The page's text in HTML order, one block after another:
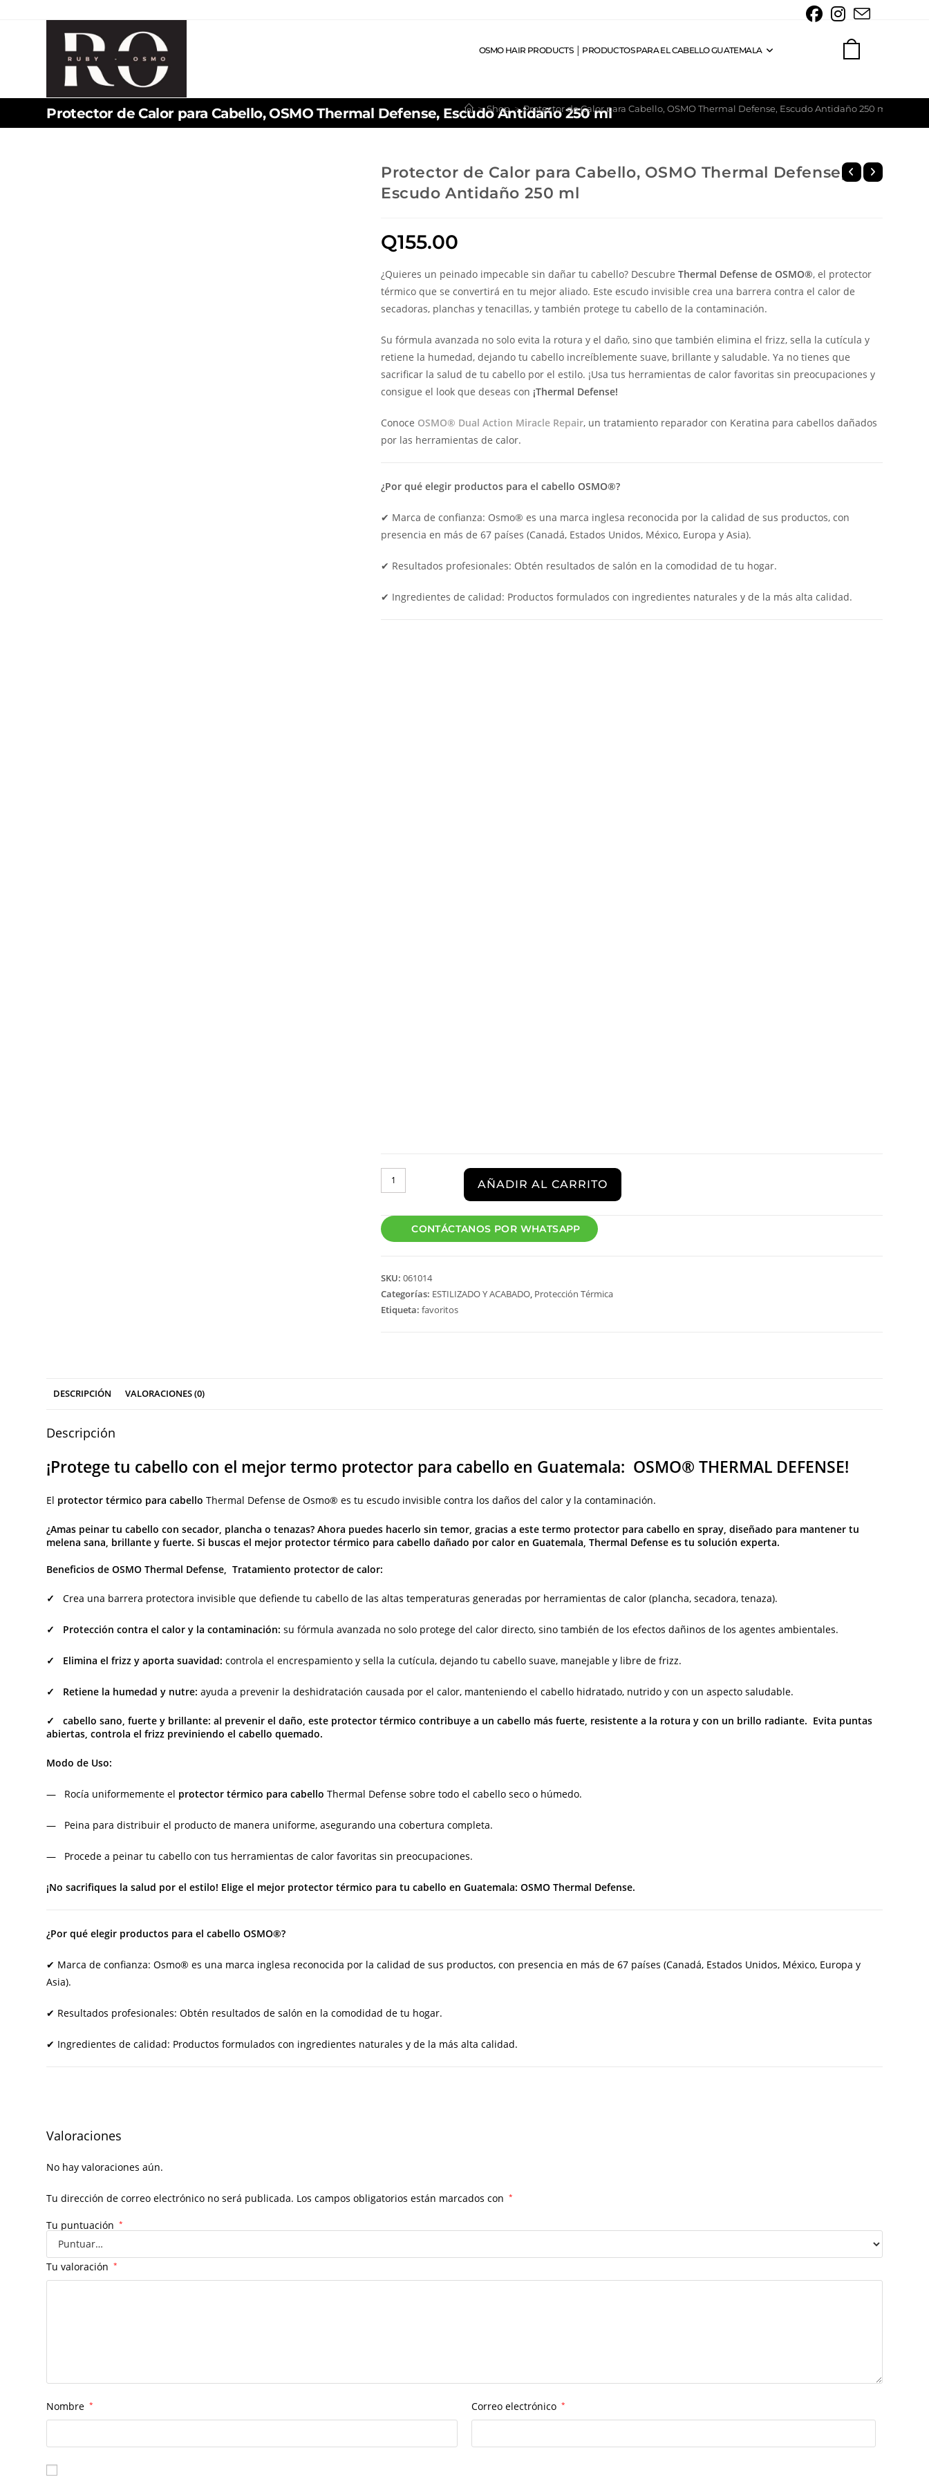
OSMO HAIR PRODUCTS │ PRODUCTOS PARA EL CABELLO GUATEMALA
Protector de Calor para Cabello, OSMO Thermal Defense, Escudo Antidaño 250 ml
> Shop > Protector de Calor para Cabello, OSMO Thermal Defense, Escudo Antidaño 250 ml
Protector de Calor para Cabello, OSMO Thermal Defense,
Escudo Antidaño 250 ml
Q155.00
¿Quieres un peinado impecable sin dañar tu cabello? DescubreThermal Defense de OSMO®, el protector
térmico que se convertirá en tu mejor aliado. Este escudo invisible crea una barrera contra el calor de
secadoras, planchas y tenacillas, y también protege tu cabello de la contaminación.
Su fórmula avanzada no solo evita la rotura y el daño, sino que también elimina el frizz, sella la cutícula y
retiene la humedad, dejando tu cabello increíblemente suave, brillante y saludable. Ya no tienes que
sacrificar la salud de tu cabello por el estilo. ¡Usa tus herramientas de calor favoritas sin preocupaciones y
consigue el look que deseas con ¡Thermal Defense!
Conoce OSMO® Dual Action Miracle Repair, un tratamiento reparador con Keratina para cabellos dañados
por las herramientas de calor.
¿Por qué elegir productos para el cabello OSMO®?
✔ Marca de confianza: Osmo® es una marca inglesa reconocida por la calidad de sus productos, con
presencia en más de 67 países (Canadá, Estados Unidos, México, Europa y Asia).
✔ Resultados profesionales: Obtén resultados de salón en la comodidad de tu hogar.
✔ Ingredientes de calidad: Productos formulados con ingredientes naturales y de la más alta calidad.
AÑADIR AL CARRITO
CONTÁCTANOS POR WHATSAPP
SKU:061014
Categorías: ESTILIZADO Y ACABADO, Protección Térmica
Etiqueta:favoritos
DESCRIPCIÓN VALORACIONES (0)
Descripción
¡Protege tu cabello con el mejor termo protector para cabello en Guatemala: OSMO® THERMAL DEFENSE!
El protector térmico para cabello Thermal Defense de Osmo® es tu escudo invisible contra los daños del calor y la contaminación.
¿Amas peinar tu cabello con secador, plancha o tenazas? Ahora puedes hacerlo sin temor, gracias a estetermo protector para cabello en spray,diseñado para mantener tu
melena sana, brillante y fuerte. Si buscas el mejor protector térmico para cabello dañado por calor en Guatemala , Thermal Defense es tu solución experta.
Beneficios de OSMO Thermal Defense, Tratamiento protector de calor:
✓Crea una barrera protectora invisible que defiende tu cabello de las altas temperaturas generadas por herramientas de calor (plancha, secadora, tenaza).
✓ Protección contra el calor y la contaminación: su fórmula avanzada no solo protege del calor directo, sino también de los efectos dañinos de los agentes ambientales.
✓ Elimina el frizz y aporta suavidad: controla el encrespamiento y sella la cutícula, dejando tu cabello suave, manejable y libre de frizz.
✓ Retiene la humedad y nutre: ayuda a prevenir la deshidratación causada por el calor, manteniendo el cabello hidratado, nutrido y con un aspecto saludable.
✓ cabello sano, fuerte y brillante: al prevenir el daño, este protector térmico contribuye a un cabello más fuerte, resistente a la rotura y con un brillo radiante. Evita puntas
abiertas, controla el frizz previniendo el cabello quemado.
Modo de Uso:
— Rocía uniformemente el protector térmico para cabello Thermal Defense sobre todo el cabello seco o húmedo.
— Peina para distribuir el producto de manera uniforme, asegurando una cobertura completa.
— Procede a peinar tu cabello con tus herramientas de calor favoritas sin preocupaciones.
¡No sacrifiques la salud por el estilo! Elige el mejor protector térmico para tu cabello en Guatemala: OSMO Thermal Defense.
¿Por qué elegir productos para el cabello OSMO®?
✔ Marca de confianza: Osmo® es una marca inglesa reconocida por la calidad de sus productos, con presencia en más de 67 países (Canadá, Estados Unidos, México, Europa y
Asia).
✔ Resultados profesionales: Obtén resultados de salón en la comodidad de tu hogar.
✔ Ingredientes de calidad: Productos formulados con ingredientes naturales y de la más alta calidad.
Valoraciones
No hay valoraciones aún.
Tu dirección de correo electrónico no será publicada. Los campos obligatorios están marcados con *
Tu puntuación *
Tu valoración *
Nombre * Correo electrónico *